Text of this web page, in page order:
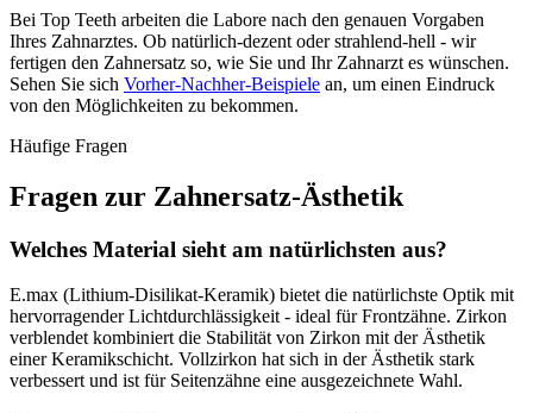
Bei Top Teeth arbeiten die Labore nach den genauen Vorgaben
Ihres Zahnarztes. Ob natürlich-dezent oder strahlend-hell - wir
fertigen den Zahnersatz so, wie Sie und Ihr Zahnarzt es wünschen.
Sehen Sie sich Vorher-Nachher-Beispiele an, um einen Eindruck
von den Möglichkeiten zu bekommen.
Häufige Fragen
Fragen zur Zahnersatz-Ästhetik
Welches Material sieht am natürlichsten aus?
E.max (Lithium-Disilikat-Keramik) bietet die natürlichste Optik mit
hervorragender Lichtdurchlässigkeit - ideal für Frontzähne. Zirkon
verblendet kombiniert die Stabilität von Zirkon mit der Ästhetik
einer Keramikschicht. Vollzirkon hat sich in der Ästhetik stark
verbessert und ist für Seitenzähne eine ausgezeichnete Wahl.